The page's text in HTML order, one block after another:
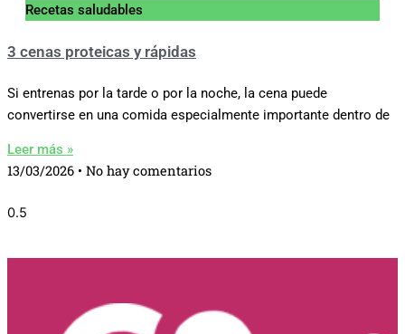
Recetas saludables
3 cenas proteicas y rápidas
Si entrenas por la tarde o por la noche, la cena puede
convertirse en una comida especialmente importante dentro de
Leer más »
13/03/2026 No hay comentarios